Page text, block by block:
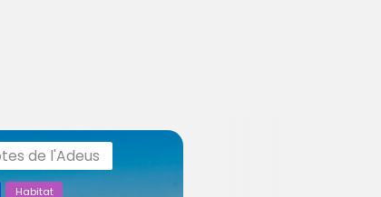
de l'Adeus
Habitat